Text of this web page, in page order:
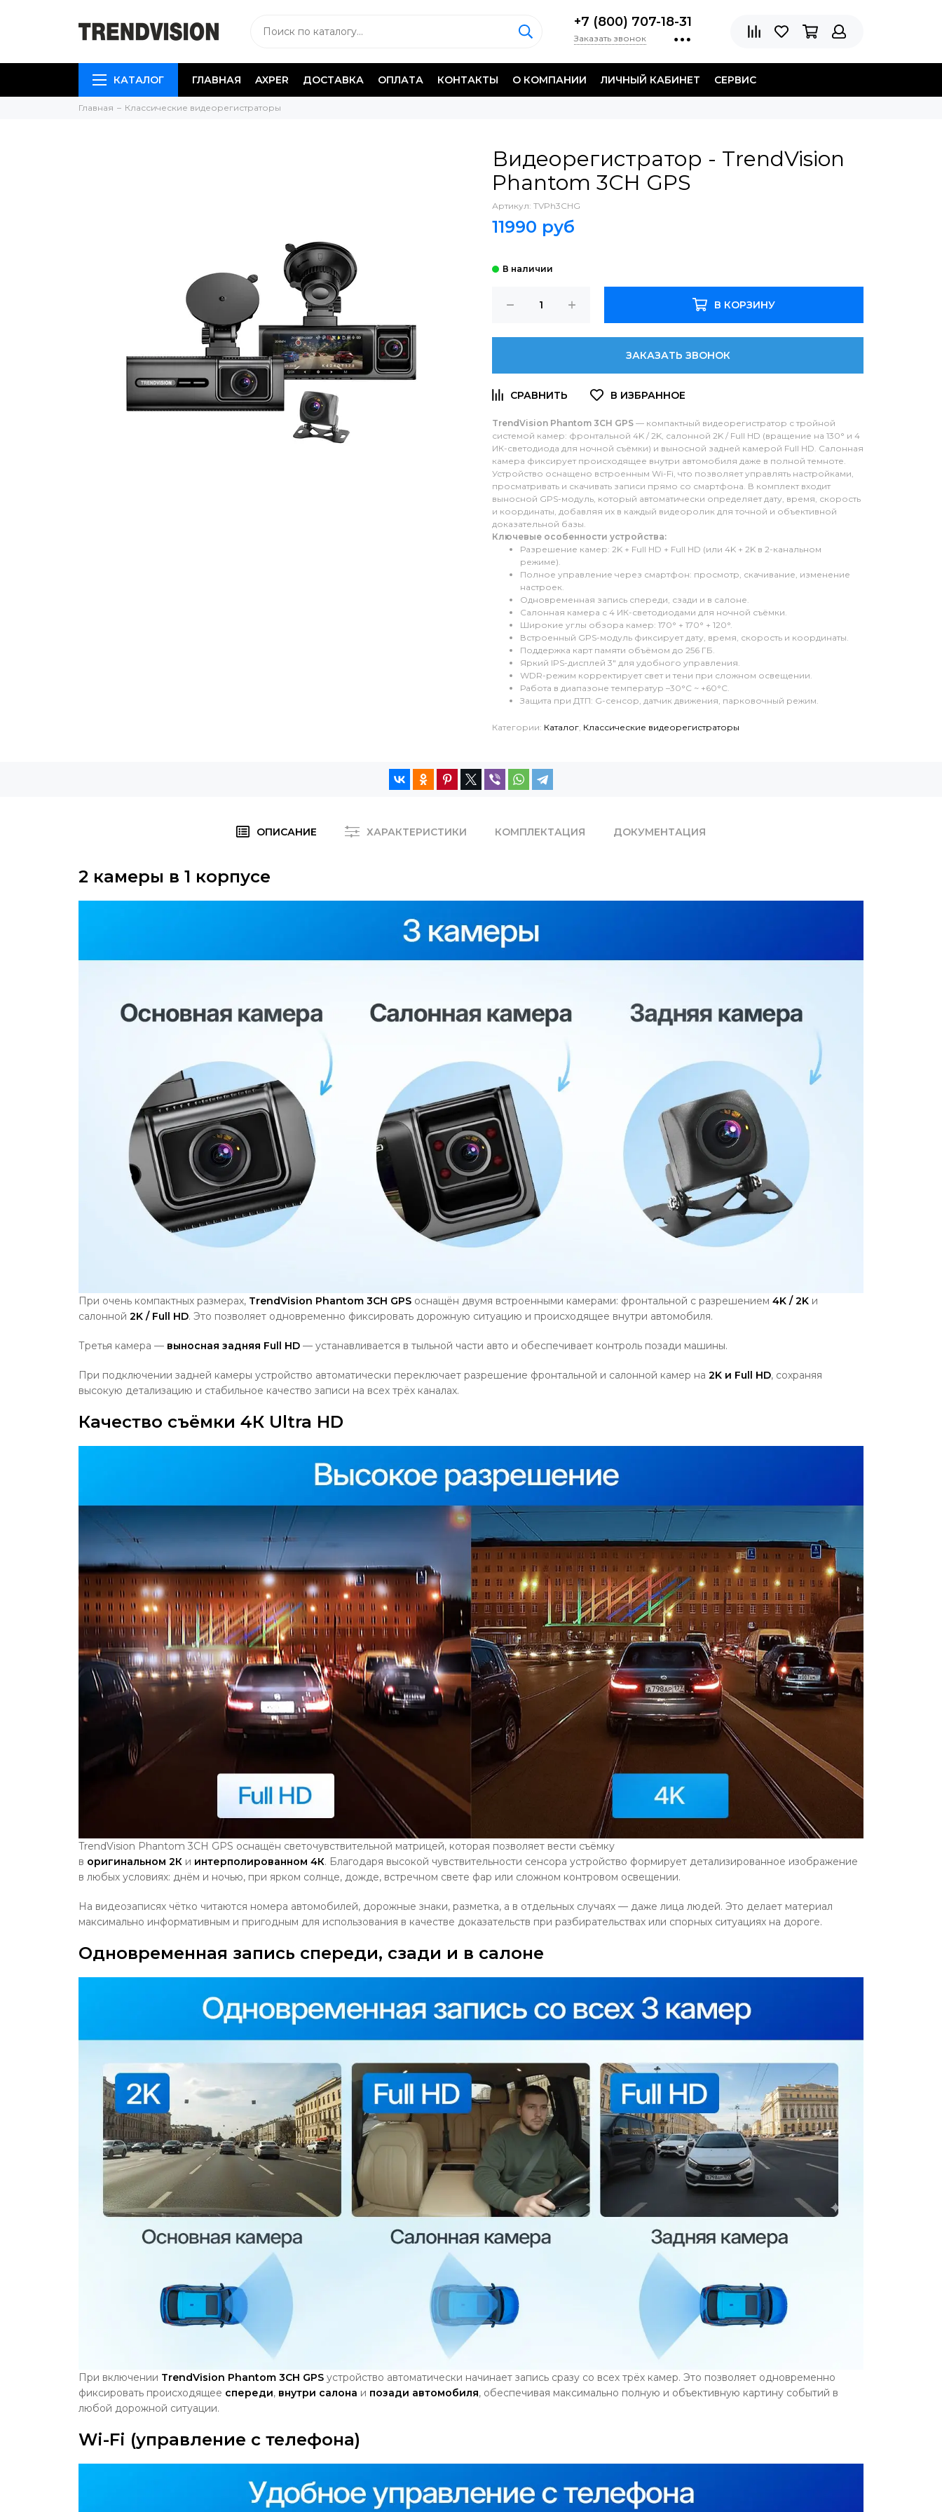
+7 (800) 707-18-31
Заказать звонок
КАТАЛОГ ГЛАВНАЯ AXPER ДОСТАВКА ОПЛАТА КОНТАКТЫ O КОМПАНИИ ЛИЧНЫЙ КАБИНЕТ СЕРВИС
Главная Классические видеорегистраторы
Видеорегистратор - TrendVision
Phantom 3CH GPS
Артикул: TVPh3CHG
11990 руб
В КОРЗИНУ
ЗАКАЗАТЬ ЗВОНОК
TrendVision Phantom 3CH GPS — компактный видеорегистратор с тройной
системой камер: фронтальной 4K / 2K, салонной 2K / Full HD (вращение на 130° и 4
ИК-светодиода для ночной съёмки) и выносной задней камерой Full HD. Салонная
камера фиксирует происходящее внутри автомобиля даже в полной темноте.
Устройство оснащено встроенным Wi-Fi, что позволяет управлять настройками,
просматривать и скачивать записи прямо со смартфона. В комплект входит
выносной GPS-модуль, который автоматически определяет дату, время, скорость
и координаты, добавляя их в каждый видеоролик для точной и объективной
доказательной базы.
Ключевые особенности устройства:
Разрешение камер: 2K + Full HD + Full HD (или 4K + 2K в 2-канальном
режиме).
Полное управление через смартфон: просмотр, скачивание, изменение
настроек.
Одновременная запись спереди, сзади и в салоне.
Салонная камера с 4 ИК-светодиодами для ночной съёмки.
Широкие углы обзора камер: 170° + 170° + 120°.
Встроенный GPS-модуль фиксирует дату, время, скорость и координаты.
Поддержка карт памяти объёмом до 256 ГБ.
Яркий IPS-дисплей 3" для удобного управления.
WDR-режим корректирует свет и тени при сложном освещении.
Работа в диапазоне температур –30°C ~ +60°C.
Защита при ДТП: G-сенсор, датчик движения, парковочный режим.
Категории: Каталог Классические видеорегистраторы
ОПИСАНИЕ ХАРАКТЕРИСТИКИ КОМПЛЕКТАЦИЯ ДОКУМЕНТАЦИЯ
2 камеры в 1 корпусе
При очень компактных размерах, TrendVision Phantom 3CH GPS оснащён двумя встроенными камерами: фронтальной с разрешением 4K / 2K и
салонной 2K / Full HD. Это позволяет одновременно фиксировать дорожную ситуацию и происходящее внутри автомобиля.
Третья камера — выносная задняя Full HD — устанавливается в тыльной части авто и обеспечивает контроль позади машины.
При подключении задней камеры устройство автоматически переключает разрешение фронтальной и салонной камер на 2K и Full HD, сохраняя
высокую детализацию и стабильное качество записи на всех трёх каналах.
Качество съёмки 4К Ultra HD
TrendVision Phantom 3CH GPS оснащён светочувствительной матрицей, которая позволяет вести съёмку
в оригинальном 2К и интерполированном 4К. Благодаря высокой чувствительности сенсора устройство формирует детализированное изображение
в любых условиях: днём и ночью, при ярком солнце, дожде, встречном свете фар или сложном контровом освещении.
На видеозаписях чётко читаются номера автомобилей, дорожные знаки, разметка, а в отдельных случаях — даже лица людей. Это делает материал
максимально информативным и пригодным для использования в качестве доказательств при разбирательствах или спорных ситуациях на дороге.
Одновременная запись спереди, сзади и в салоне
При включении TrendVision Phantom 3CH GPS устройство автоматически начинает запись сразу со всех трёх камер. Это позволяет одновременно
фиксировать происходящее спереди, внутри салона и позади автомобиля, обеспечивая максимально полную и объективную картину событий в
любой дорожной ситуации.
Wi-Fi (управление с телефона)